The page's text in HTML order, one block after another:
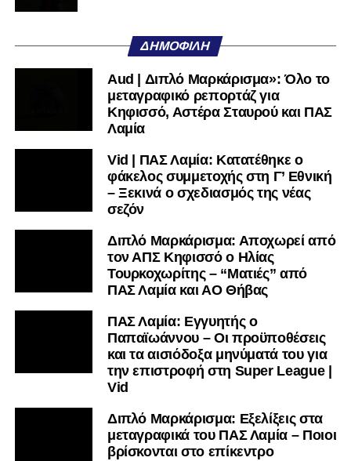
Twitterκαι στοInstagram
μαθαίνετε σε χρόνο dt όλα τα νέα.
ΔΗΜΟΦΙΛΉ
Aud | Διπλό Μαρκάρισμα»: Όλο το
μεταγραφικό ρεπορτάζ για
Κηφισσό, Αστέρα Σταυρού και ΠΑΣ
Λαμία
Vid | ΠΑΣ Λαμία: Κατατέθηκε ο
φάκελος συμμετοχής στη Γ’ Εθνική
– Ξεκινά ο σχεδιασμός της νέας
σεζόν
Διπλό Μαρκάρισμα: Αποχωρεί από
τον ΑΠΣ Κηφισσό ο Ηλίας
Τουρκοχωρίτης – “Ματιές” από
ΠΑΣ Λαμία και ΑΟ Θήβας
ΠΑΣ Λαμία: Εγγυητής ο
Παπαϊωάννου – Οι προϋποθέσεις
και τα αισιόδοξα μηνύματά του για
την επιστροφή στη Super League |
Vid
Διπλό Μαρκάρισμα: Εξελίξεις στα
μεταγραφικά του ΠΑΣ Λαμία – Ποιοι
βρίσκονται στο επίκεντρο